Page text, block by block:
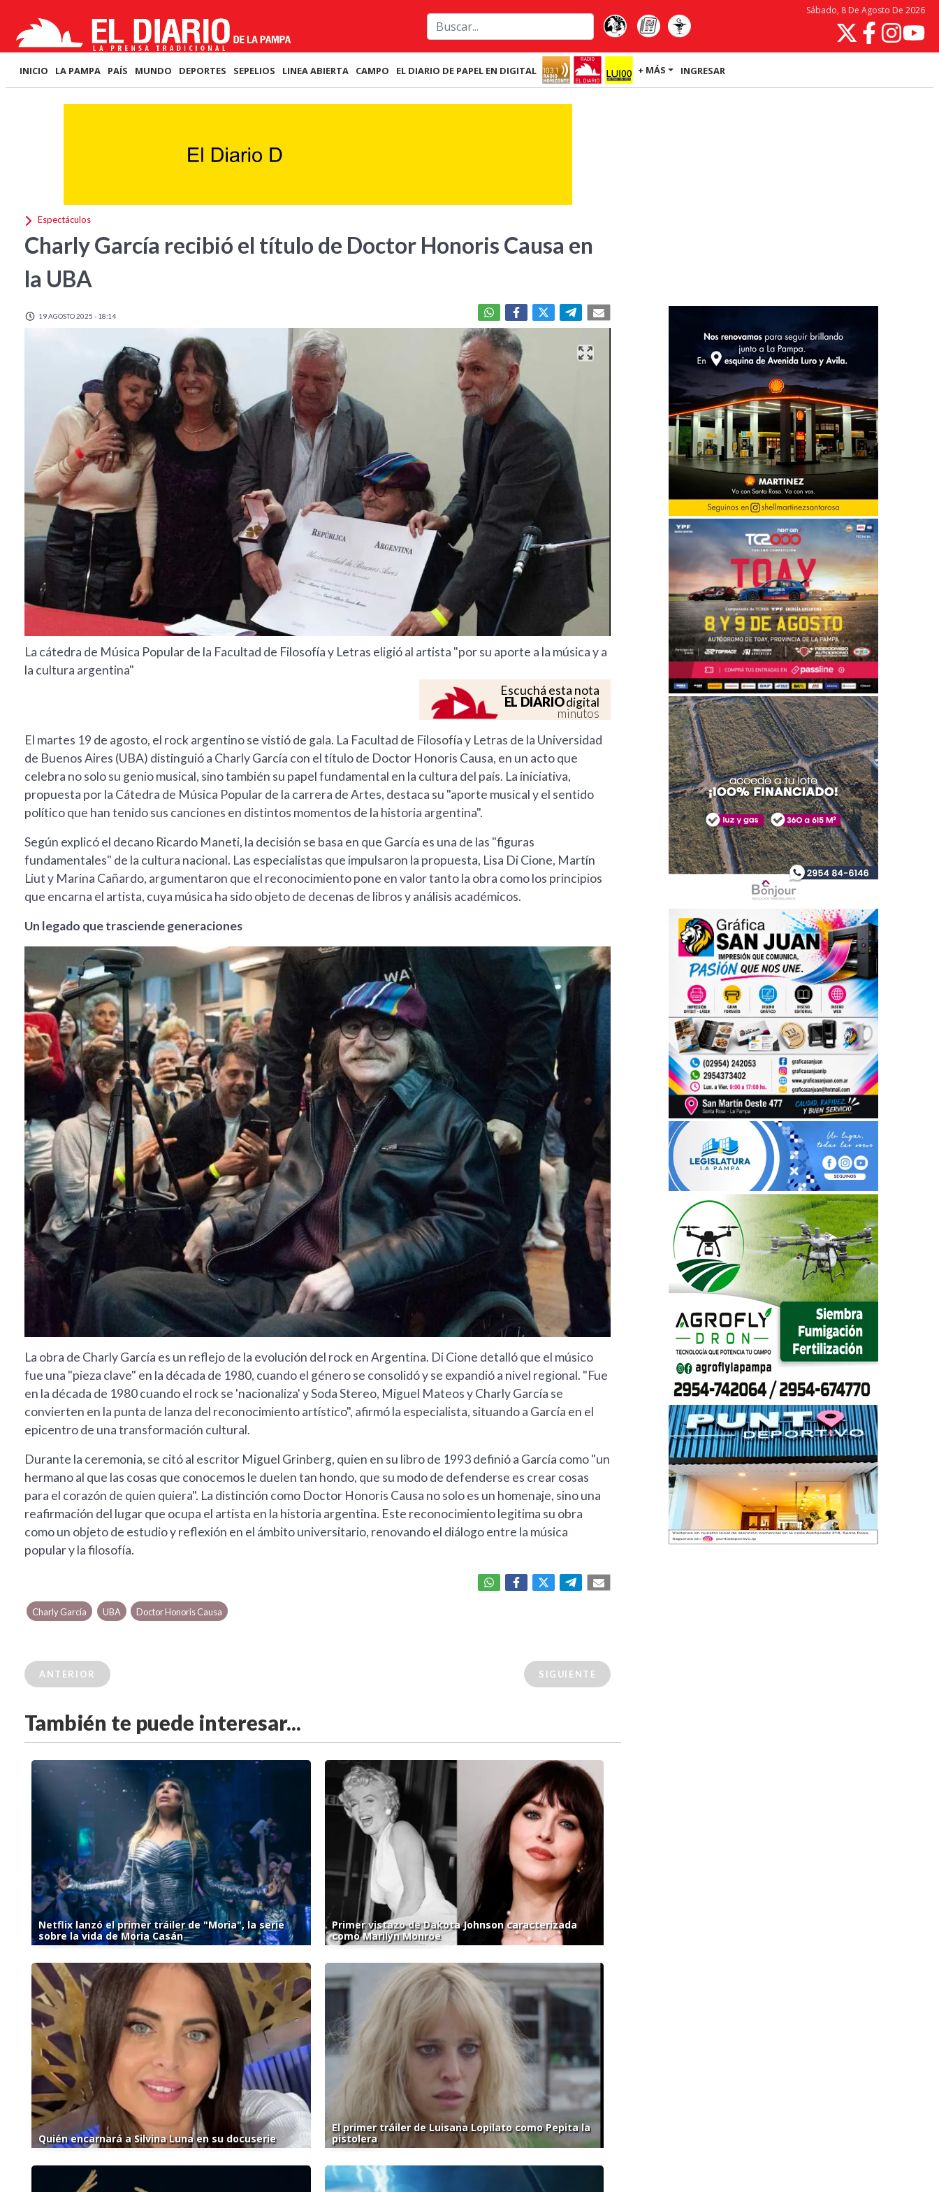
Sábado, 8 De Agosto De 2026
INICIO LA PAMPA PAÍS MUNDO DEPORTES SEPELIOS LINEA ABIERTA CAMPO EL DIARIO DE PAPEL EN DIGITAL + MÁS INGRESAR
Espectáculos
Charly García recibió el título de Doctor Honoris Causa en
la UBA
19 AGOSTO 2025 - 18:14
La cátedra de Música Popular de la Facultad de Filosofía y Letras eligió al artista "por su aporte a la música y a
la cultura argentina"
Escuchá esta nota
EL DIARIOdigital
minutos
El martes 19 de agosto, el rock argentino se vistió de gala. La Facultad de Filosofía y Letras de la Universidad
de Buenos Aires (UBA) distinguió a Charly García con el título de Doctor Honoris Causa, en un acto que
celebra no solo su genio musical, sino también su papel fundamental en la cultura del país. La iniciativa,
propuesta por la Cátedra de Música Popular de la carrera de Artes, destaca su "aporte musical y el sentido
político que han tenido sus canciones en distintos momentos de la historia argentina".
Según explicó el decano Ricardo Maneti, la decisión se basa en que García es una de las "figuras
fundamentales" de la cultura nacional. Las especialistas que impulsaron la propuesta, Lisa Di Cione, Martín
Liut y Marina Cañardo, argumentaron que el reconocimiento pone en valor tanto la obra como los principios
que encarna el artista, cuya música ha sido objeto de decenas de libros y análisis académicos.
Un legado que trasciende generaciones
La obra de Charly García es un reflejo de la evolución del rock en Argentina. Di Cione detalló que el músico
fue una "pieza clave" en la década de 1980, cuando el género se consolidó y se expandió a nivel regional. "Fue
en la década de 1980 cuando el rock se 'nacionaliza' y Soda Stereo, Miguel Mateos y Charly García se
convierten en la punta de lanza del reconocimiento artístico", afirmó la especialista, situando a García en el
epicentro de una transformación cultural.
Durante la ceremonia, se citó al escritor Miguel Grinberg, quien en su libro de 1993 definió a García como "un
hermano al que las cosas que conocemos le duelen tan hondo, que su modo de defenderse es crear cosas
para el corazón de quien quiera". La distinción como Doctor Honoris Causa no solo es un homenaje, sino una
reafirmación del lugar que ocupa el artista en la historia argentina. Este reconocimiento legitima su obra
como un objeto de estudio y reflexión en el ámbito universitario, renovando el diálogo entre la música
popular y la filosofía.
Charly García UBA Doctor Honoris Causa
ANTERIOR SIGUIENTE
También te puede interesar...
Netflix lanzó el primer tráiler de "Moria", la serie
sobre la vida de Moria Casán
Primer vistazo de Dakota Johnson caracterizada
como Marilyn Monroe
Quién encarnará a Silvina Luna en su docuserie
El primer tráiler de Luisana Lopilato como Pepita la
pistolera